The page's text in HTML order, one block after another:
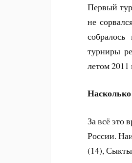
Первый
не
турниры
летом 2011
За всё это
России.
(14),